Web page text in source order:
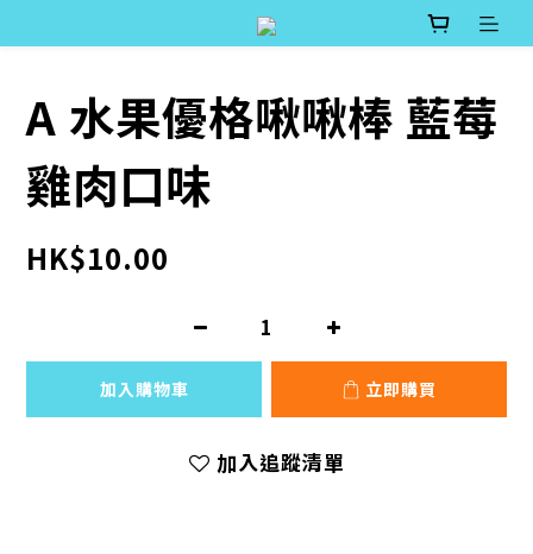
A 水果優格啾啾棒 藍莓
雞肉口味
HK$10.00
加入購物車 立即購買
加入追蹤清單